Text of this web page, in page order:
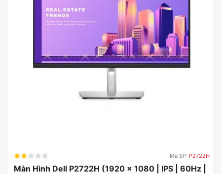
Từ khóa tìm kiếm màn hình Dell P3421W
dell p3421w monitor specs
Mã SP: P2722H
Màn Hình Dell P2722H (1920 x 1080 | IPS | 60Hz |